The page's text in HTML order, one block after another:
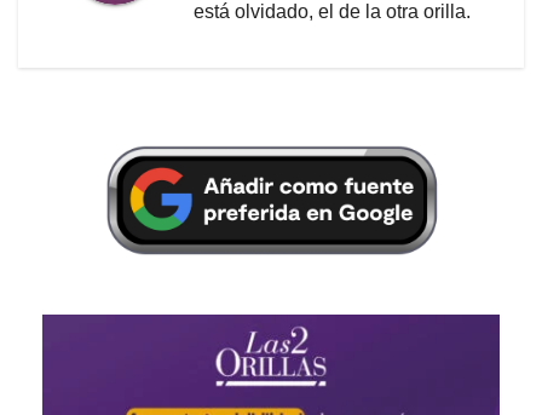
está olvidado, el de la otra orilla.